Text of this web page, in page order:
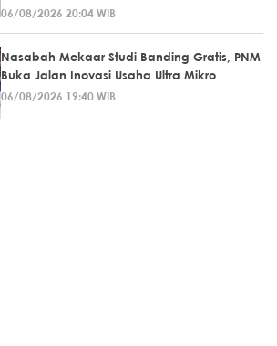
06/08/2026 20:04 WIB
Nasabah Mekaar Studi Banding Gratis, PNM
Buka Jalan Inovasi Usaha Ultra Mikro
06/08/2026 19:40 WIB